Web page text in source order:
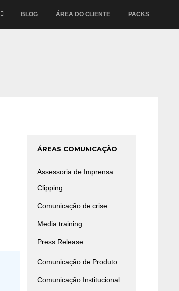
BLOG ÁREA DO CLIENTE PACKS
ÁREAS COMUNICAÇÃO
Assessoria de Imprensa
Clipping
Comunicação de crise
Media training
Press Release
Comunicação de Produto
Comunicação Institucional